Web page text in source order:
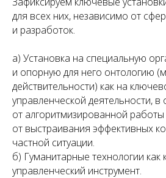
для всех них, независимо от
и разработок.
а) Установка на специальную
и опорную для него онтологию
действительности) как на
управленческой деятельности, в
от алгоритмизированной работы
от выстраивания эффективных
частной ситуации.
б) Гуманитарные технологии как
управленческий инструмент.